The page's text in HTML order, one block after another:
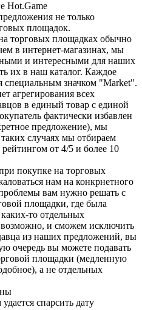
Hot.Game
не только
площадок.
торговых площадках обычно
в интернет-магазинах, мы
и интересными для наших
их в наш каталог. Каждое
специальным значком "Market".
агрегирования всех
в единый товар с единой
фактически избавлен
предложение), мы
случаях мы отбираем
от 4/5 и более 10
покупке на торговых
нам на конкрнетного
вам нужно решать с
площадки, где была
то отдельных
и сможем исключить
из наших предложений, вы
очередь вы можете подавать
площадки (медленную
а не отдельных
спарсить дату